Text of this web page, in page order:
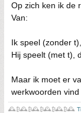
Op zich ken ik de
Van:
Ik speel (zonder
Hij speelt (met t),
Maar ik moet er
werkwoorden
🕰️₿🕰️₿🕰️₿🕰️₿🕰️₿🕰️